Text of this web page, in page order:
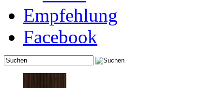
Empfehlung
Facebook